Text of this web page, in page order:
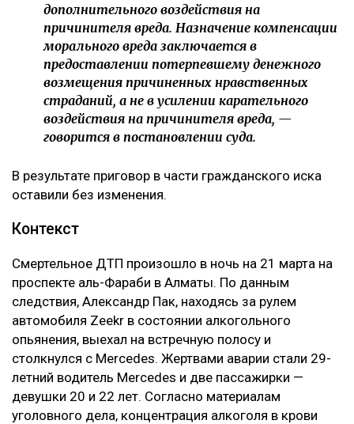
дополнительного воздействия на
причинителя вреда. Назначение компенсации
морального вреда заключается в
предоставлении потерпевшему денежного
возмещения причиненных нравственных
страданий, а не в усилении карательного
воздействия на причинителя вреда, —
говорится в постановлении суда.
В результате приговор в части гражданского иска
оставили без изменения.
Контекст
Смертельное ДТП произошло в ночь на 21 марта на
проспекте аль-Фараби в Алматы. По данным
следствия, Александр Пак, находясь за рулем
автомобиля Zeekr в состоянии алкогольного
опьянения, выехал на встречную полосу и
столкнулся с Mercedes. Жертвами аварии стали 29-
летний водитель Mercedes и две пассажирки —
девушки 20 и 22 лет. Согласно материалам
уголовного дела, концентрация алкоголя в крови